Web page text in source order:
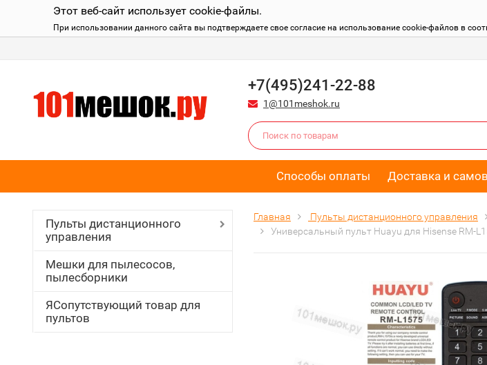
Этот веб-сайт использует cookie-файлы.
При использовании данного сайта вы подтверждаете свое согласие на использование cookie-файлов в
+7(495)241-22-88
1@101meshok.ru
Способы оплаты Доставка и
Пульты дистанционного
управления
Мешки для пылесосов,
пылесборники
ЯСопутствующий товар для
пультов
Главная Пульты дистанционного управления
Универсальный пульт Huayu для Hisense RM-